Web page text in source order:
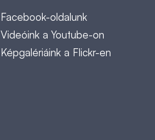
Facebook-oldalunk
Videóink a Youtube-on
Képgalériáink a Flickr-en